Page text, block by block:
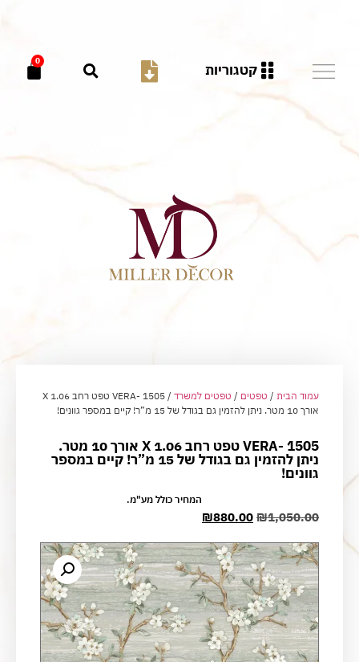
קטגוריות
0
עמוד הבית / טפטים / טפטים למשרד
/ VERA- 1505 טפט רחב 1.06 X
אורך 10 מטר. ניתן להזמין גם בגודל של 15 מ”ר! קיים במספר גוונים!
VERA- 1505 טפט רחב 1.06 X אורך 10 מטר.
ניתן להזמין גם בגודל של 15 מ”ר! קיים במספר
גוונים!
₪1,050.00
₪880.00
המחיר כולל מע"מ.